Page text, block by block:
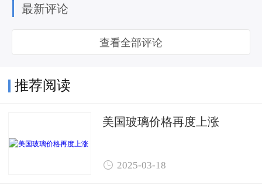
最新评论
查看全部评论
推荐阅读
美国玻璃价格再度上涨
 2025-03-18